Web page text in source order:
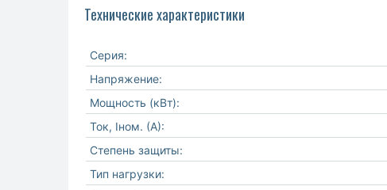
Технические характеристики
Серия:
Напряжение:
Мощность (кВт):
Ток, Iном. (А):
Степень защиты:
Тип нагрузки: